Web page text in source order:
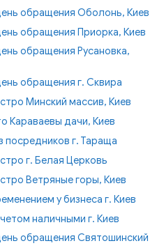
обращения Оболонь, Киев
обращения Приорка, Киев
обращения Русановка,
обращения г. Сквира
Минский массив, Киев
Караваевы дачи, Киев
посредников г. Тараща
г. Белая Церковь
Ветряные горы, Киев
у бизнеса г. Киев
наличными г. Киев
обращения Святошинский